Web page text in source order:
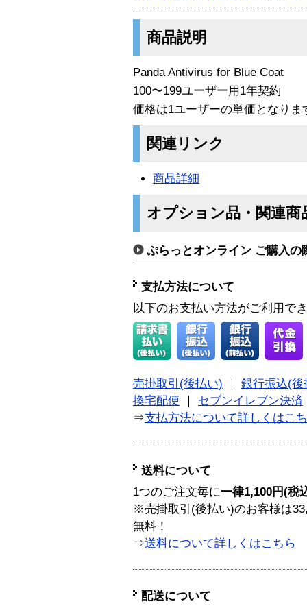
商品説明
Panda Antivirus for Blue Coat
100〜199ユーザー用1年契約
価格は1ユーザーの単価となりま
関連リンク
商品詳細
オプション品・関連商
ぷらっとオンライン ご購入の
支払方法について
以下のお支払い方法がご利用で
売掛取引(後払い)
銀行振込(後
換宅配便
セブンイレブン決済
⇒支払方法について詳しくはこ
送料について
1つのご注文毎に一律1,100円(税
※売掛取引(後払い)のお客様は
無料！
⇒送料について詳しくはこちら
配送について